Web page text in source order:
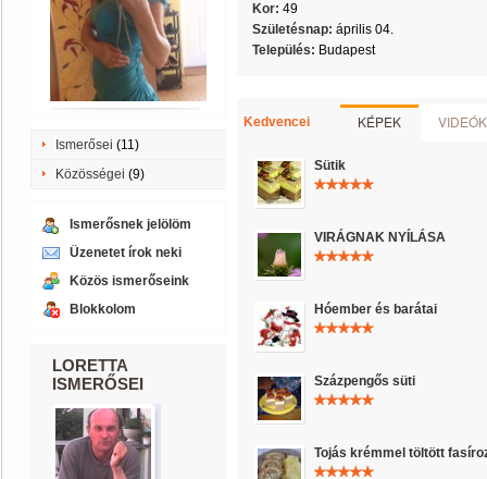
Ismerősei (11)
Közösségei (9)
Ismerősnek jelölöm
Üzenetet írok neki
Közös ismerőseink
Blokkolom
LORETTA
ISMERŐSEI
Kor: 49
Születésnap: április 04.
Település: Budapest
Kedvencei KÉPEK VIDEÓK
Sütik
VIRÁGNAK NYÍLÁSA
Hóember és barátai
Százpengős süti
Tojás krémmel töltött